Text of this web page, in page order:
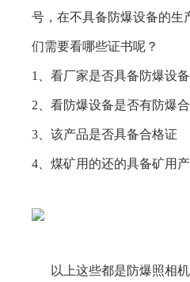
号，在不具备防爆设备的生
们需要看哪些证书呢？
1、看厂家是否具备防爆设
2、看防爆设备是否有防爆
3、该产品是否具备合格证
4、煤矿用的还的具备矿用
以上这些都是防爆照相